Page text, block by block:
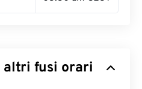
altri fusi orari